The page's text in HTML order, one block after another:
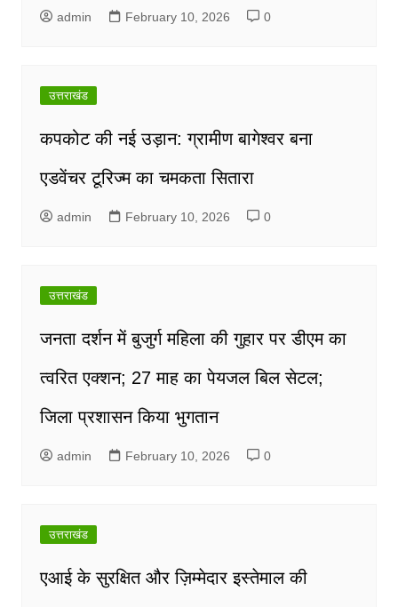
admin February 10, 2026 0
उत्तराखंड
कपकोट की नई उड़ान: ग्रामीण बागेश्वर बना
एडवेंचर टूरिज्म का चमकता सितारा
admin February 10, 2026 0
उत्तराखंड
जनता दर्शन में बुजुर्ग महिला की गुहार पर डीएम का
त्वरित एक्शन; 27 माह का पेयजल बिल सेटल;
जिला प्रशासन किया भुगतान
admin February 10, 2026 0
उत्तराखंड
एआई के सुरक्षित और ज़िम्मेदार इस्तेमाल की